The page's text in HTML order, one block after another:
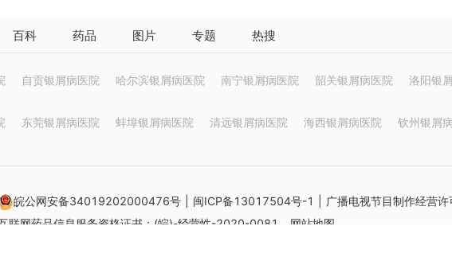
百科 药品 图片 专题 热搜
自贡银屑病医院 哈尔滨银屑病医院 南宁银屑病医院 韶关银屑病医院 洛阳银
东莞银屑病医院 蚌埠银屑病医院 清远银屑病医院 海西银屑病医院 钦州银屑
皖公网安备34019202000476号 闽ICP备13017504号-1
| 广播电视节目制作经营
联网药品信息服务资格证书：(皖)-经营性-2020-0081
网站地图